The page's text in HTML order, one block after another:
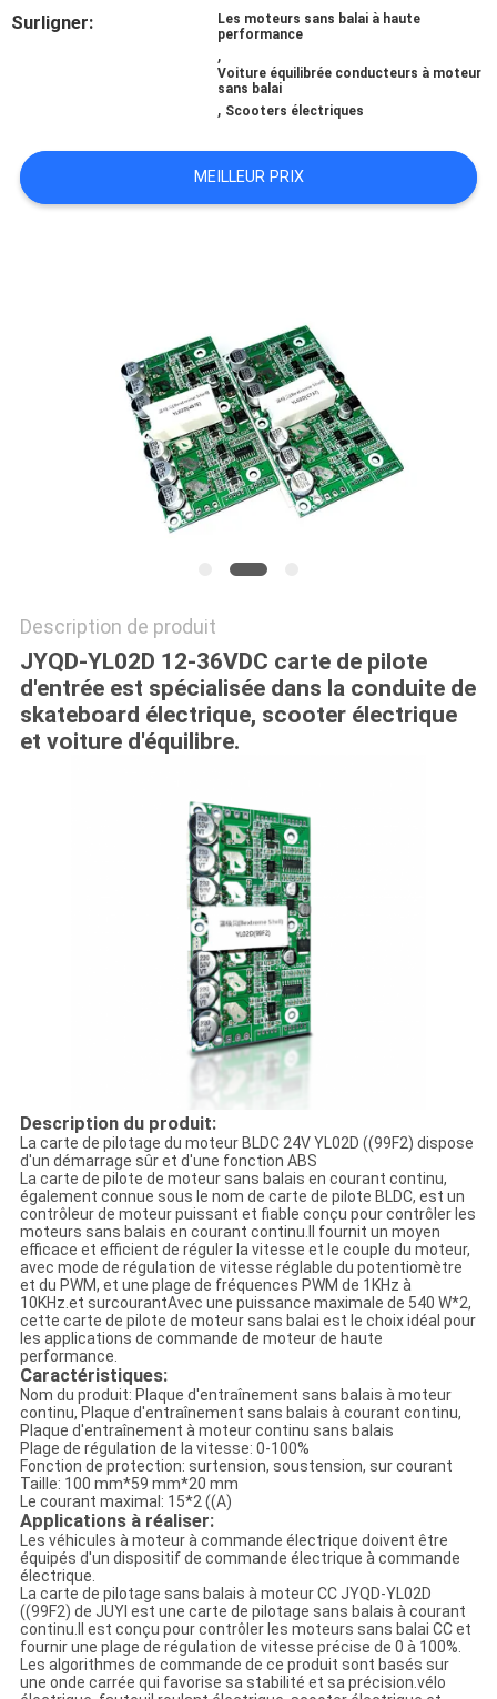
CONTACT
TOUS
LES
SOUMISSION
DE
CONFIDENTIALITÉ
Surligner:
Les moteurs sans balai à haute
performance
,
Voiture équilibrée conducteurs à moteur
sans balai
, Scooters électriques
MEILLEUR PRIX
Description de produit
JYQD-YL02D 12-36VDC carte de pilote
d'entrée est spécialisée dans la conduite de
skateboard électrique, scooter électrique
et voiture d'équilibre.
Description du produit:
La carte de pilotage du moteur BLDC 24V YL02D ((99F2) dispose
d'un démarrage sûr et d'une fonction ABS
La carte de pilote de moteur sans balais en courant continu,
également connue sous le nom de carte de pilote BLDC, est un
contrôleur de moteur puissant et fiable conçu pour contrôler les
moteurs sans balais en courant continu.Il fournit un moyen
efficace et efficient de réguler la vitesse et le couple du moteur,
avec mode de régulation de vitesse réglable du potentiomètre
et du PWM, et une plage de fréquences PWM de 1KHz à
10KHz.et surcourantAvec une puissance maximale de 540 W*2,
cette carte de pilote de moteur sans balai est le choix idéal pour
les applications de commande de moteur de haute
performance.
Caractéristiques:
Nom du produit: Plaque d'entraînement sans balais à moteur
continu, Plaque d'entraînement sans balais à courant continu,
Plaque d'entraînement à moteur continu sans balais
Plage de régulation de la vitesse: 0-100%
Fonction de protection: surtension, soustension, sur courant
Taille: 100 mm*59 mm*20 mm
Le courant maximal: 15*2 ((A)
Applications à réaliser:
Les véhicules à moteur à commande électrique doivent être
équipés d'un dispositif de commande électrique à commande
électrique.
La carte de pilotage sans balais à moteur CC JYQD-YL02D
((99F2) de JUYI est une carte de pilotage sans balais à courant
continu.Il est conçu pour contrôler les moteurs sans balai CC et
fournir une plage de régulation de vitesse précise de 0 à 100%.
Les algorithmes de commande de ce produit sont basés sur
une onde carrée qui favorise sa stabilité et sa précision.vélo